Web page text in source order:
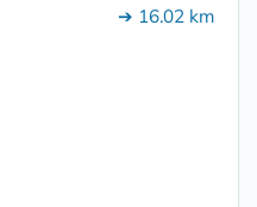
➔ 16.02 km